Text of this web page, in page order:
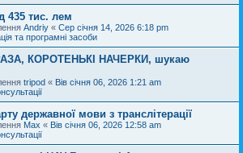
435 тис. лем
Andriy « Сер січня 14, 2026 6:18 pm
та програмні засоби
КОРОТЕНЬКІ НАЧЕРКИ, шукаю
tripod « Вів січня 06, 2026 1:21 am
державної мови з транслітерації
Max « Вів січня 06, 2026 12:58 am